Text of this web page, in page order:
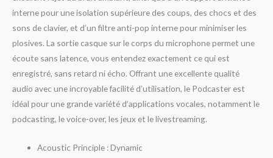
interne pour une isolation supérieure des coups, des chocs et des
sons de clavier, et d’un filtre anti-pop interne pour minimiser les
plosives. La sortie casque sur le corps du microphone permet une
écoute sans latence, vous entendez exactement ce qui est
enregistré, sans retard ni écho. Offrant une excellente qualité
audio avec une incroyable facilité d’utilisation, le Podcaster est
idéal pour une grande variété d’applications vocales, notamment le
podcasting, le voice-over, les jeux et le livestreaming.
Acoustic Principle : Dynamic